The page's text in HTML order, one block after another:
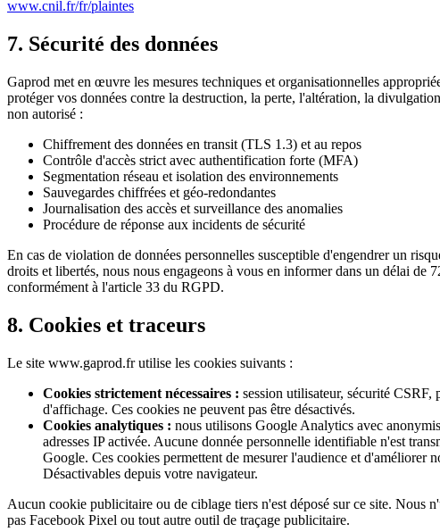
www.cnil.fr/fr/plaintes
7. Sécurité des données
Gaprod met en œuvre les mesures techniques et organisationnelles
protéger vos données contre la destruction, la perte, l'altération, la
non autorisé :
Chiffrement des données en transit (TLS 1.3) et au repos
Contrôle d'accès strict avec authentification forte (MFA)
Segmentation réseau et isolation des environnements
Sauvegardes chiffrées et géo-redondantes
Journalisation des accès et surveillance des anomalies
Procédure de réponse aux incidents de sécurité
En cas de violation de données personnelles susceptible d'engendrer un
droits et libertés, nous nous engageons à vous en informer dans un délai de
conformément à l'article 33 du RGPD.
8. Cookies et traceurs
Le site www.gaprod.fr utilise les cookies suivants :
Cookies strictement nécessaires : session utilisateur, sécurité CSRF,
d'affichage. Ces cookies ne peuvent pas être désactivés.
Cookies analytiques : nous utilisons Google Analytics avec
adresses IP activée. Aucune donnée personnelle identifiable n'est
Google. Ces cookies permettent de mesurer l'audience et d'améliorer
Désactivables depuis votre navigateur.
Aucun cookie publicitaire ou de ciblage tiers n'est déposé sur ce site. Nous
pas Facebook Pixel ou tout autre outil de traçage publicitaire.